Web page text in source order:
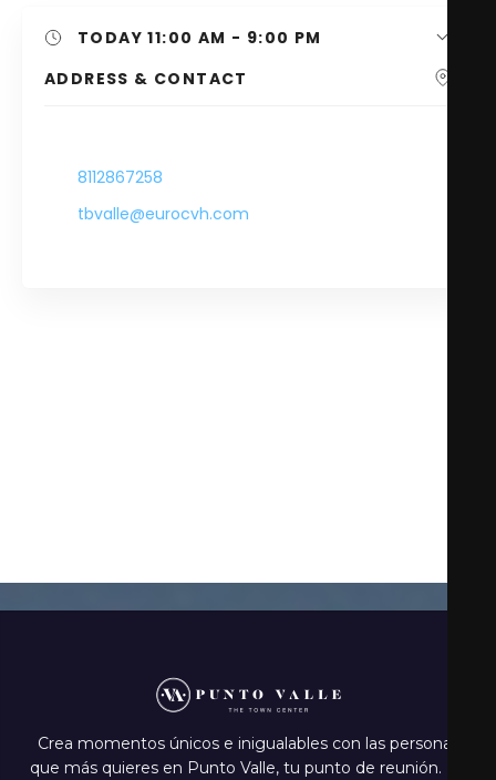
TODAY11:00 AM - 9:00 PM
ADDRESS & CONTACT
8112867258
tbvalle@eurocvh.com
Crea momentos únicos e inigualables con las personas
que más quieres en Punto Valle, tu punto de reunión. En